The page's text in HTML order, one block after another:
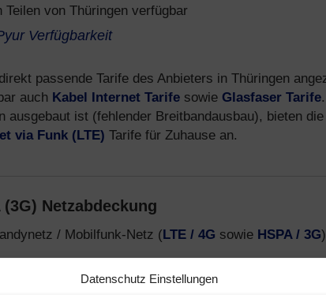
Datenschutz Einstellungen
von Thüringen verfügbar
Verfügbarkeit
passende Tarife des Anbieters in Thüringen
auch Kabel Internet Tarife sowie Glasfaser Tarife.
ist (fehlender Breitbandausbau), bieten die
via Funk (LTE) Tarife für Zuhause an.
(3G) Netzabdeckung
/ Mobilfunk-Netz (LTE / 4G sowie HSPA / 3G
LTE / HSPA